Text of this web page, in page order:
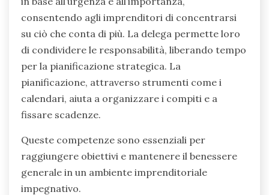
consentendo agli imprenditori di concentrarsi
su ciò che conta di più. La delega permette loro
di condividere le responsabilità, liberando tempo
per la pianificazione strategica. La
pianificazione, attraverso strumenti come i
calendari, aiuta a organizzare i compiti e a
fissare scadenze.
Queste competenze sono essenziali per
raggiungere obiettivi e mantenere il benessere
generale in un ambiente imprenditoriale
impegnativo.